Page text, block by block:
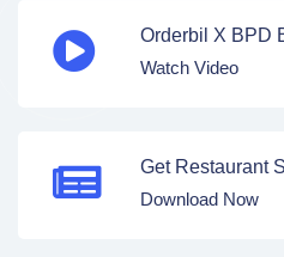
Orderbil X BPD
Watch Video
Get Restaurant
Download Now